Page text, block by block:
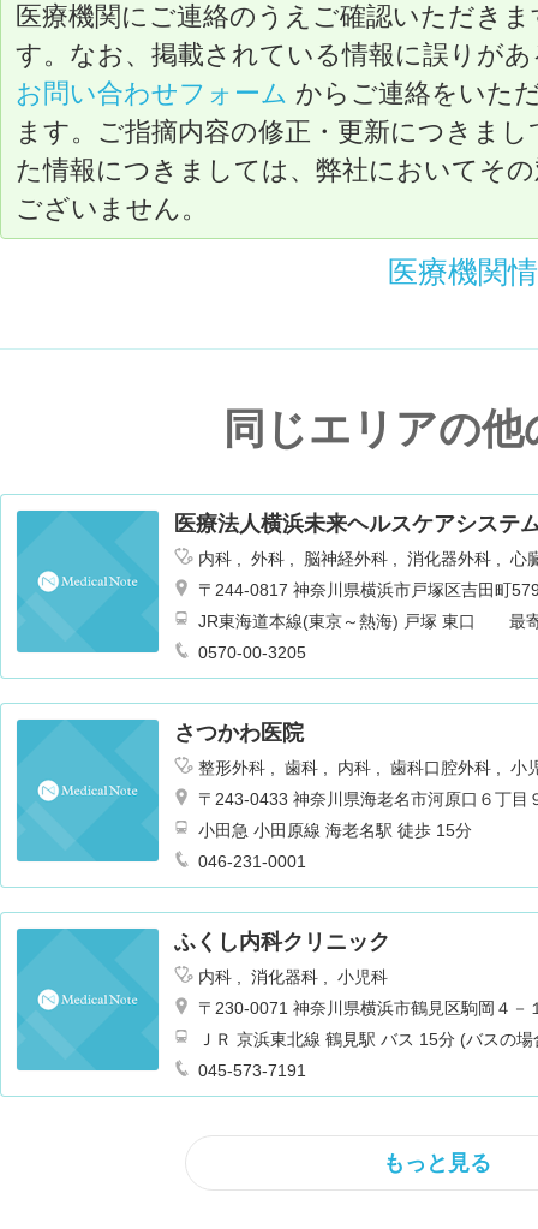
医療機関にご連絡のうえご確認いただき
す。なお、掲載されている情報に誤りが
お問い合わせフォーム からご連絡をいた
ます。ご指摘内容の修正・更新につきま
た情報につきましては、弊社においてそ
ございません。
医療機関
同じエリアの他
医療法人横浜未来ヘルスケアシステ
内科 外科 脳神経外科 消化器外科
心
皮膚科
泌尿器科 耳鼻咽喉科
リハビ
麻酔科
乳腺外科 循環器内科
〒244-0817 神奈川県横浜市戸塚区吉田町
JR東海道本線(東京～熱海) 戸塚 東口 最
送迎バスも運行あり 徒歩7分
0570-00-3205
さつかわ医院
整形外科 歯科 内科 歯科口腔外科
小
〒243-0433 神奈川県海老名市河原口６丁目
小田急 小田原線 海老名駅 徒歩 15分
046-231-0001
ふくし内科クリニック
内科 消化器科
小児科
〒230-0071 神奈川県横浜市鶴見区駒岡４－
ＪＲ 京浜東北線 鶴見駅 バス 15分 (バスの
045-573-7191
もっと見る